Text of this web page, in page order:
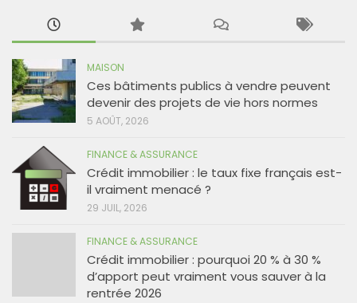
MAISON
Ces bâtiments publics à vendre peuvent
devenir des projets de vie hors normes
5 AOÛT, 2026
FINANCE & ASSURANCE
Crédit immobilier : le taux fixe français est-
il vraiment menacé ?
29 JUIL, 2026
FINANCE & ASSURANCE
Crédit immobilier : pourquoi 20 % à 30 %
d’apport peut vraiment vous sauver à la
rentrée 2026